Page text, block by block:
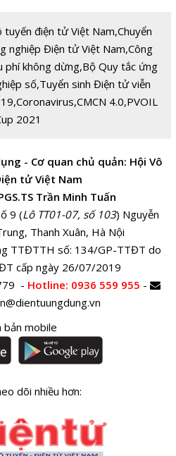
tuyến điện tử Việt Nam,Chuyển
nghiệp Điện tử Việt Nam,Công
phí không dừng,Bộ Quy tắc ứng
số,Tuyển sinh Điện tử viễn
,Coronavirus,CMCN 4.0,PVOIL
2021
- Cơ quan chủ quản: Hội Vô
tử Việt Nam
Trần Minh Tuấn
9 (Lô TT01-07, số 103) Nguyễn
Thanh Xuân, Hà Nội
TTĐTTH số: 134/GP-TTĐT do
cấp ngày 26/07/2019
- Hotline: 0936 559 955 -
bản mobile
dõi nhiều hơn: